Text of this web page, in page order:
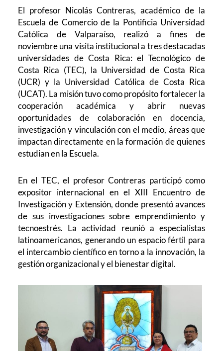
El profesor Nicolás Contreras, académico de la
Escuela de Comercio de la Pontificia Universidad
Católica de Valparaíso, realizó a fines de
noviembre una visita institucional a tres destacadas
universidades de Costa Rica: el Tecnológico de
Costa Rica (TEC), la Universidad de Costa Rica
(UCR) y la Universidad Católica de Costa Rica
(UCAT). La misión tuvo como propósito fortalecer la
cooperación académica y abrir nuevas
oportunidades de colaboración en docencia,
investigación y vinculación con el medio, áreas que
impactan directamente en la formación de quienes
estudian en la Escuela.
En el TEC, el profesor Contreras participó como
expositor internacional en el XIII Encuentro de
Investigación y Extensión, donde presentó avances
de sus investigaciones sobre emprendimiento y
tecnoestrés. La actividad reunió a especialistas
latinoamericanos, generando un espacio fértil para
el intercambio científico en torno a la innovación, la
gestión organizacional y el bienestar digital.